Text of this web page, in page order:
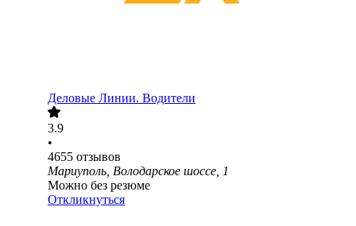
Деловые Линии. Водители
3.9
•
4655 отзывов
Мариуполь, Володарское шоссе, 1
Можно без резюме
Откликнуться